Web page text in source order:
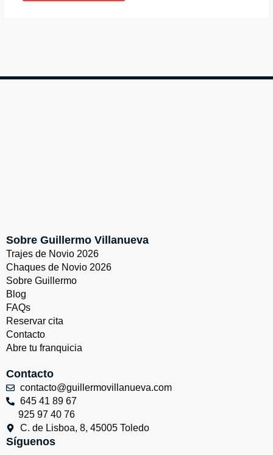
Sobre Guillermo Villanueva
Trajes de Novio 2026
Chaques de Novio 2026
Sobre Guillermo
Blog
FAQs
Reservar cita
Contacto
Abre tu franquicia
Contacto
contacto@guillermovillanueva.com
645 41 89 67
925 97 40 76
C. de Lisboa, 8, 45005 Toledo
Síguenos